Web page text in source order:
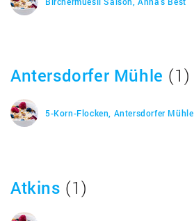
Haferflocken Feinblatt, Alnatura
Antersdorfer Mühle (1)
5-Korn-Flocken, Antersdorfer Mühle
Atkins (1)